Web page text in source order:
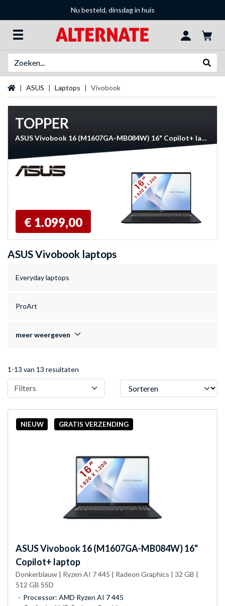
Nu besteld, dinsdag in huis
Startpagina
ASUS Laptops Vivobook
TOPPER
ASUS Vivobook 16 (M1607GA-MB084W) 16" Copilot+ laptop
€ 1.099,00
ASUS Vivobook laptops
Everyday laptops
ProArt
meer weergeven
1-13 van 13 resultaten
Filters Sorteren
NIEUW GRATIS VERZENDING
ASUSVivobook 16 (M1607GA-MB084W) 16"
Copilot+ laptop
Donkerblauw | Ryzen AI 7 445 | Radeon Graphics | 32 GB |
512 GB SSD
Processor: AMD Ryzen AI 7 445